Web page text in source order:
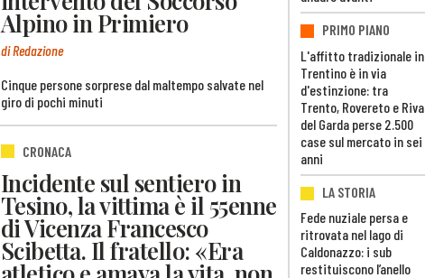
Alpino in Primiero
di Redazione
Cinque persone sorprese dal maltempo salvate nel
giro di pochi minuti
CRONACA
Incidente sul sentiero in
Tesino, la vittima è il 55enne
di Vicenza Francesco
Scibetta. Il fratello: «Era
PRIMO PIANO
L'affitto tradizionale in
Trentino è in via
d'estinzione: tra
Trento, Rovereto e Riva
del Garda perse 2.500
case sul mercato in sei
anni
LA STORIA
Fede nuziale persa e
ritrovata nel lago di
Caldonazzo: i sub
restituiscono l’anello